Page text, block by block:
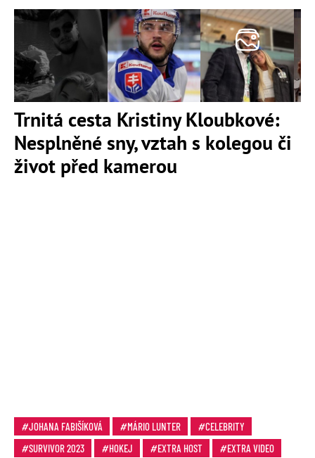
Trnitá cesta Kristiny Kloubkové:
Nesplněné sny, vztah s kolegou či
život před kamerou
JOHANA FABIŠÍKOVÁ MÁRIO LUNTER
CELEBRITY
SURVIVOR 2023
HOKEJ EXTRA HOST EXTRA VIDEO